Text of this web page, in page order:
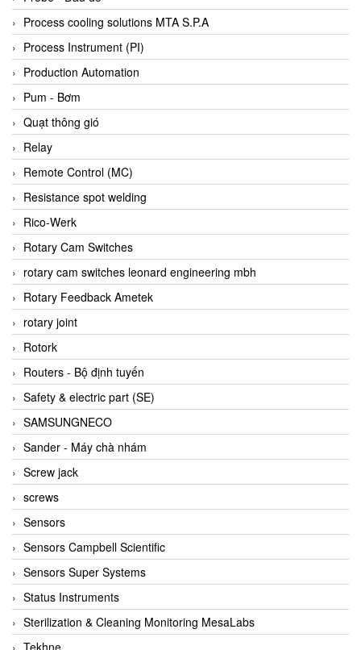
Biotech
BirdX Vietnam
BK Vibro
Black Box
BlackBox Vietnam
BLAGDON PUMP
Bloom Engineering
Boneng
Bopp & Reuther Messtechnik
Bosch
Boydcorp
BRAUN Vietnam
Brinkmann Pumpen
BRONKHORST
Brook Instrument
Brooks Instrument Vietnam
Buhler
BURLING INSTRUMENTS
Burster
BUSCHJOST
Calectro
Campbell Scientific
Canneed Vietnam
Cantoni
CAPS
CAREL Parts
Process cooling solutions MTA S.P.A
Process Instrument (PI)
Production Automation
Pum - Bơm
Quạt thông gió
Relay
Remote Control (MC)
Resistance spot welding
Rico-Werk
Rotary Cam Switches
rotary cam switches leonard engineering mbh
Rotary Feedback Ametek
rotary joint
Rotork
Routers - Bộ định tuyến
Safety & electric part (SE)
SAMSUNGNECO
Sander - Máy chà nhám
Screw jack
screws
Sensors
Sensors Campbell Scientific
Sensors Super Systems
Status Instruments
Sterilization & Cleaning Monitoring MesaLabs
Tekhne